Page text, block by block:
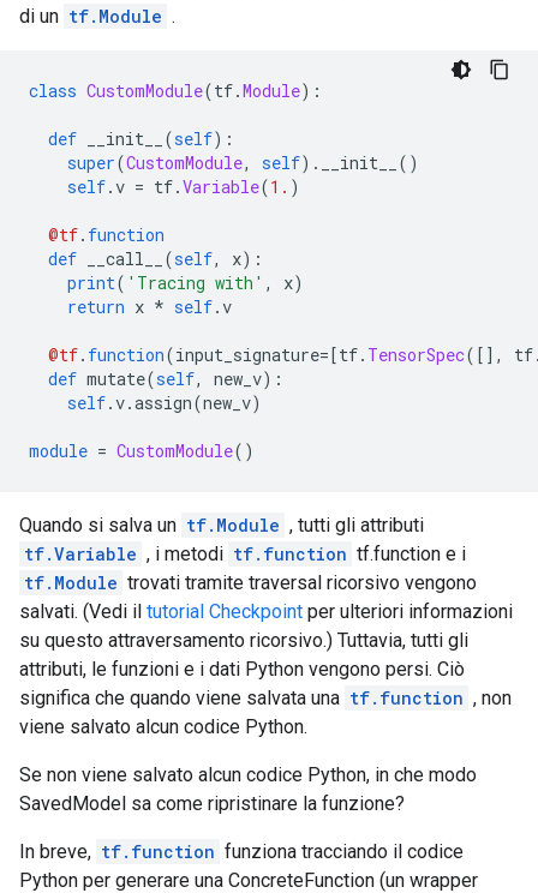
di un tf.Module .
class CustomModule(tf.Module):
def __init__ (self):
super(CustomModule, self). __init__
()
self.v = tf.Variable(1. )
@tf. function
def __call__ (self, x):
print( 'Tracing with' , x)
return x * self.v
@tf. function(input_signature=[tf. TensorSpec([], tf
def mutate(self, new_v):
self.v.assign(new_v)
module = CustomModule()
Quando si salva un tf.Module , tutti gli attributi
tf.Variable , i metodi tf.function tf.function e i
tf.Module trovati tramite traversal ricorsivo vengono
salvati. (Vedi il tutorial Checkpoint per ulteriori informazioni
su questo attraversamento ricorsivo.) Tuttavia, tutti gli
attributi, le funzioni e i dati Python vengono persi. Ciò
significa che quando viene salvata una tf.function , non
viene salvato alcun codice Python.
Se non viene salvato alcun codice Python, in che modo
SavedModel sa come ripristinare la funzione?
In breve, tf.function funziona tracciando il codice
Python per generare una ConcreteFunction (un wrapper